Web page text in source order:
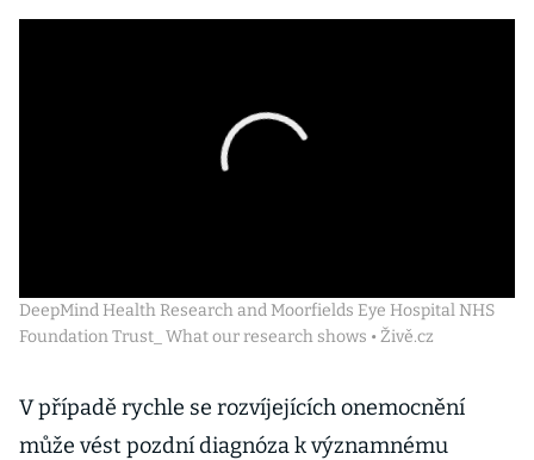
DeepMind Health Research and Moorfields Eye Hospital NHS
Foundation Trust_ What our research shows • Živě.cz
V případě rychle se rozvíjejících onemocnění
může vést pozdní diagnóza k významnému